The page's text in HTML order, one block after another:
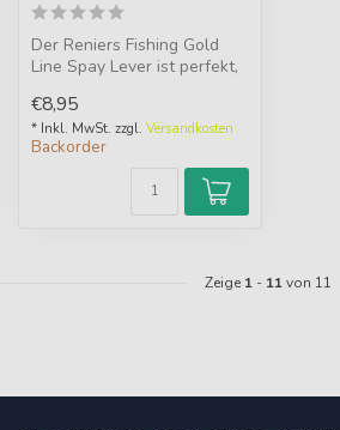
Der Reniers Fishing Gold
Line Spay Lever ist perfekt,
€8,95
* Inkl. MwSt. zzgl. Versandkosten
Backorder
Zeige 1 - 11von 11